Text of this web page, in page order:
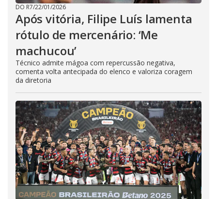
DO R7/22/01/2026
Após vitória, Filipe Luís lamenta
rótulo de mercenário: ‘Me
machucou’
Técnico admite mágoa com repercussão negativa,
comenta volta antecipada do elenco e valoriza coragem
da diretoria